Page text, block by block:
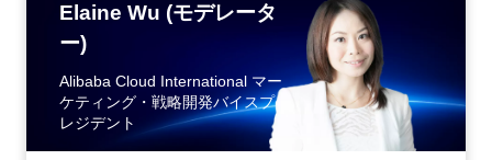
Elaine Wu (モデレータ
ー)
Alibaba Cloud International マー
ケティング・戦略開発バイスプ
レジデント